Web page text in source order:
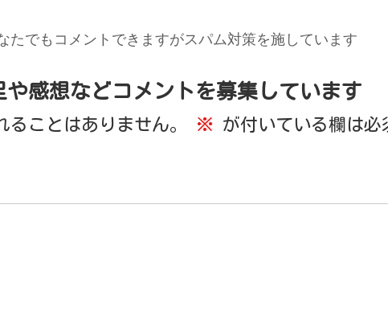
たでもコメントできますがスパム対策を施しています
感想などコメントを募集しています
ることはありません。 ※ が付いている欄は必